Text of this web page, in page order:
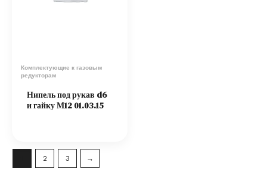
Комплектующие к газовым
редукторам
Нипель под рукав d6
и гайку М12 01.03.15
2 3 →